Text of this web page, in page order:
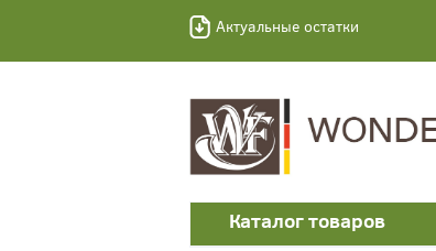
Актуальные остатки
Каталог товаров